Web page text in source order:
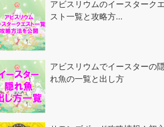
アビスリウムのイースタークエ
スト一覧と攻略方…
アビスリウムでイースターの隠
れ魚の一覧と出し方